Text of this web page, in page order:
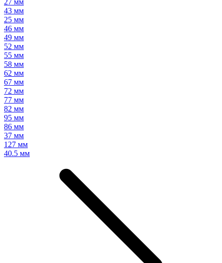
27 мм
43 мм
25 мм
46 мм
49 мм
52 мм
55 мм
58 мм
62 мм
67 мм
72 мм
77 мм
82 мм
95 мм
86 мм
37 мм
127 мм
40.5 мм